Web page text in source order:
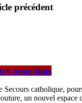
précédent
pour tous
catholique,
un nouvel